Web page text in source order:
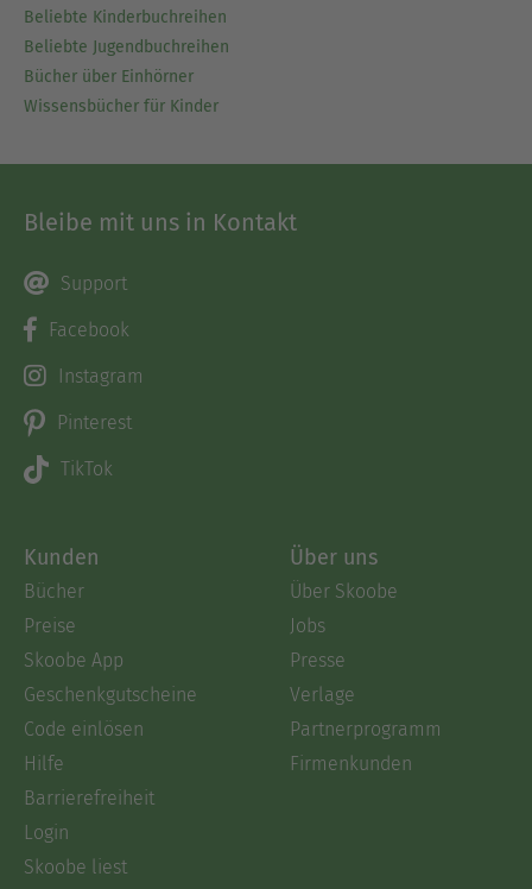
Beliebte Kinderbuchreihen
Beliebte Jugendbuchreihen
Bücher über Einhörner
Wissensbücher für Kinder
Bleibe mit uns in Kontakt
Support
Facebook
Instagram
Pinterest
TikTok
Kunden
Bücher
Preise
Skoobe App
Geschenkgutscheine
Code einlösen
Hilfe
Barrierefreiheit
Login
Skoobe liest
Über uns
Über Skoobe
Jobs
Presse
Verlage
Partnerprogramm
Firmenkunden